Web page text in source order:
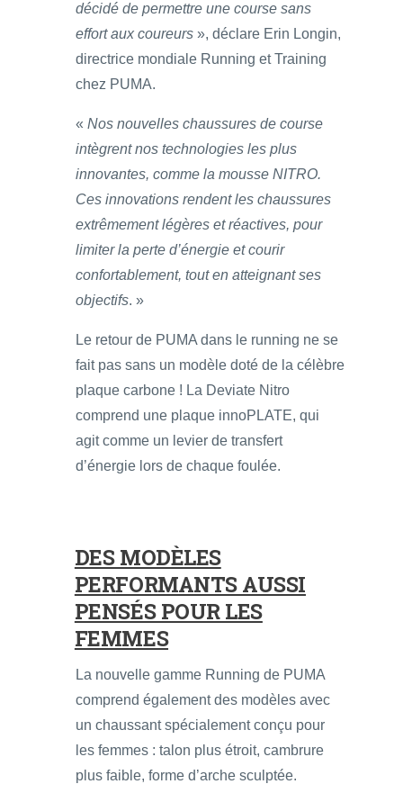
décidé de permettre une course sans
effort aux coureurs », déclare Erin Longin,
directrice mondiale Running et Training
chez PUMA.
« Nos nouvelles chaussures de course
intègrent nos technologies les plus
innovantes, comme la mousse NITRO.
Ces innovations rendent les chaussures
extrêmement légères et réactives, pour
limiter la perte d’énergie et courir
confortablement, tout en atteignant ses
objectifs. »
Le retour de PUMA dans le running ne se
fait pas sans un modèle doté de la célèbre
plaque carbone ! La Deviate Nitro
comprend une plaque innoPLATE, qui
agit comme un levier de transfert
d’énergie lors de chaque foulée.
DES MODÈLES
PERFORMANTS AUSSI
PENSÉS POUR LES
FEMMES
La nouvelle gamme Running de PUMA
comprend également des modèles avec
un chaussant spécialement conçu pour
les femmes : talon plus étroit, cambrure
plus faible, forme d’arche sculptée.